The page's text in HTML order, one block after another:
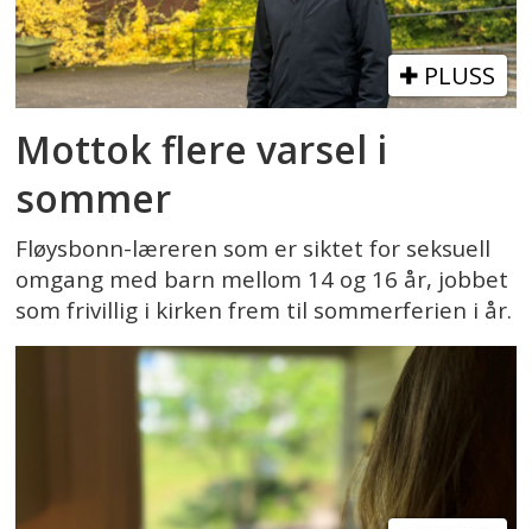
PLUSS
Mottok flere varsel i
sommer
Fløysbonn-læreren som er siktet for seksuell
omgang med barn mellom 14 og 16 år, jobbet
som frivillig i kirken frem til sommerferien i år.